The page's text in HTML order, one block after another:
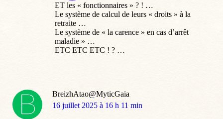
ET les « fonctionnaires » ? ! …
Le système de calcul de leurs « droits » à la
retraite …
Le système de « la carence » en cas d’arrêt
maladie » …
ETC ETC ETC ! ? …
BreizhAtao@MyticGaia
dit
16 juillet 2025 à 16 h 11 min